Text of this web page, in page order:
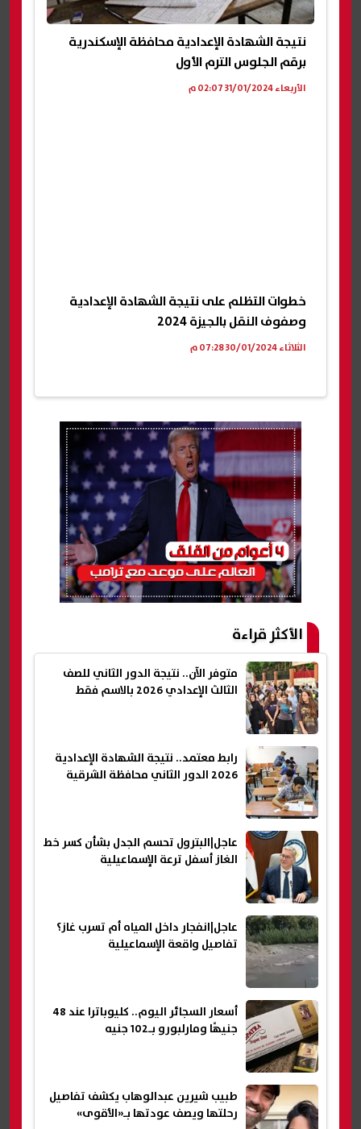
نتيجة الشهادة الإعدادية محافظة الإسكندرية
برقم الجلوس الترم الأول
الأربعاء 31/01/2024 02:07 م
خطوات التظلم على نتيجة الشهادة الإعدادية
وصفوف النقل بالجيزة 2024
الثلاثاء 30/01/2024 07:28 م
الأكثر قراءة
متوفر الآن.. نتيجة الدور الثاني للصف
الثالث الإعدادي 2026 بالاسم فقط
رابط معتمد.. نتيجة الشهادة الإعدادية
2026 الدور الثاني محافظة الشرقية
عاجل|البترول تحسم الجدل بشأن كسر خط
الغاز أسفل ترعة الإسماعيلية
عاجل|انفجار داخل المياه أم تسرب غاز؟
تفاصيل واقعة الإسماعيلية
أسعار السجائر اليوم.. كليوباترا عند 48
جنيهًا ومارلبورو بـ102 جنيه
طبيب شيرين عبدالوهاب يكشف تفاصيل
رحلتها ويصف عودتها بـ«الأقوى»